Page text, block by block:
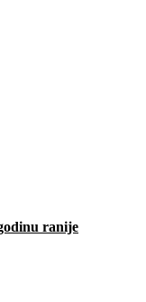
ranije